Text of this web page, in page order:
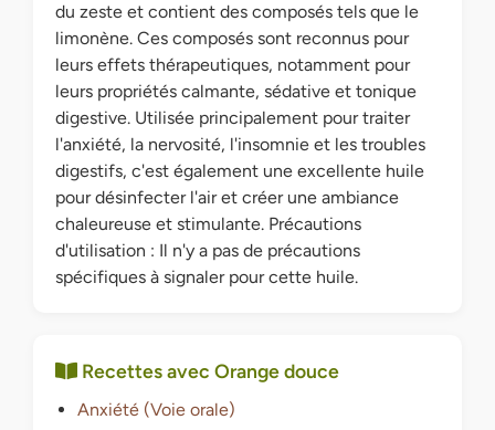
du zeste et contient des composés tels que le
limonène. Ces composés sont reconnus pour
leurs effets thérapeutiques, notamment pour
leurs propriétés calmante, sédative et tonique
digestive. Utilisée principalement pour traiter
l'anxiété, la nervosité, l'insomnie et les troubles
digestifs, c'est également une excellente huile
pour désinfecter l'air et créer une ambiance
chaleureuse et stimulante. Précautions
d'utilisation : Il n'y a pas de précautions
spécifiques à signaler pour cette huile.
Recettes avec Orange douce
Anxiété (Voie orale)